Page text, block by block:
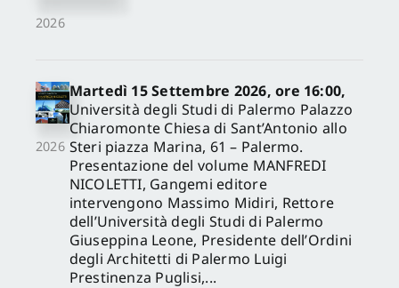
2026
2026
Martedì 15 Settembre 2026, ore 16:00,
Università degli Studi di Palermo Palazzo
Chiaromonte Chiesa di Sant’Antonio allo
Steri piazza Marina, 61 – Palermo.
Presentazione del volume MANFREDI
NICOLETTI, Gangemi editore
intervengono Massimo Midiri, Rettore
dell’Università degli Studi di Palermo
Giuseppina Leone, Presidente dell’Ordini
degli Architetti di Palermo Luigi
Prestinenza Puglisi,...